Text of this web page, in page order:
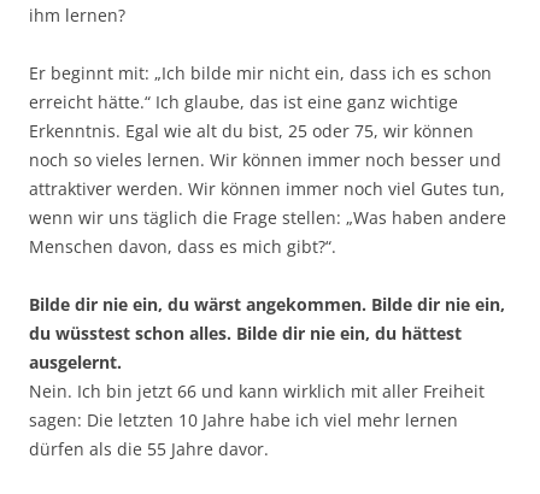
ihm lernen?
Er beginnt mit: „Ich bilde mir nicht ein, dass ich es schon
erreicht hätte.“ Ich glaube, das ist eine ganz wichtige
Erkenntnis. Egal wie alt du bist, 25 oder 75, wir können
noch so vieles lernen. Wir können immer noch besser und
attraktiver werden. Wir können immer noch viel Gutes tun,
wenn wir uns täglich die Frage stellen: „Was haben andere
Menschen davon, dass es mich gibt?“.
Bilde dir nie ein, du wärst angekommen. Bilde dir nie ein,
du wüsstest schon alles. Bilde dir nie ein, du hättest
ausgelernt.
Nein. Ich bin jetzt 66 und kann wirklich mit aller Freiheit
sagen: Die letzten 10 Jahre habe ich viel mehr lernen
dürfen als die 55 Jahre davor.